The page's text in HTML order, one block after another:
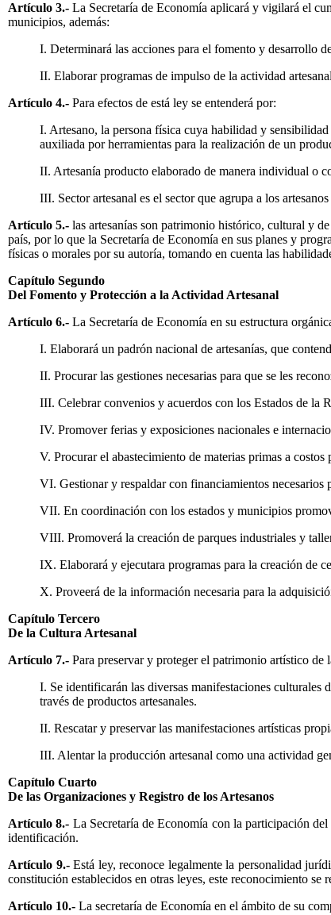
Artículo 3.- La Secretaría de Economía aplicará y vigilará el
municipios, además:
I. Determinará las acciones para el fomento y desarrollo
II. Elaborar programas de impulso de la actividad
Artículo 4.- Para efectos de está ley se entenderá por:
I. Artesano, la persona física cuya habilidad y
auxiliada por herramientas para la realización de un
II. Artesanía producto elaborado de manera individual o
III. Sector artesanal es el sector que agrupa a los
Artículo 5.- las artesanías son patrimonio histórico, cultural y
país, por lo que la Secretaría de Economía en sus planes y
físicas o morales por su autoría, tomando en cuenta las
Capítulo Segundo
Del Fomento y Protección a la Actividad Artesanal
Artículo 6.- La Secretaría de Economía en su estructura
I. Elaborará un padrón nacional de artesanías, que
II. Procurar las gestiones necesarias para que se les
III. Celebrar convenios y acuerdos con los Estados de la
IV. Promover ferias y exposiciones nacionales e
V. Procurar el abastecimiento de materias primas a
VI. Gestionar y respaldar con financiamientos necesarios
VII. En coordinación con los estados y municipios
VIII. Promoverá la creación de parques industriales y
IX. Elaborará y ejecutara programas para la creación de
X. Proveerá de la información necesaria para la
Capítulo Tercero
De la Cultura Artesanal
Artículo 7.- Para preservar y proteger el patrimonio artístico de
I. Se identificarán las diversas manifestaciones culturales
través de productos artesanales.
II. Rescatar y preservar las manifestaciones artísticas
III. Alentar la producción artesanal como una actividad
Capítulo Cuarto
De las Organizaciones y Registro de los Artesanos
Artículo 8.- La Secretaría de Economía con la participación
identificación.
Artículo 9.-Está ley, reconoce legalmente la personalidad
constitución establecidos en otras leyes, este reconocimiento se
Artículo 10.- La secretaría de Economía en el ámbito de su